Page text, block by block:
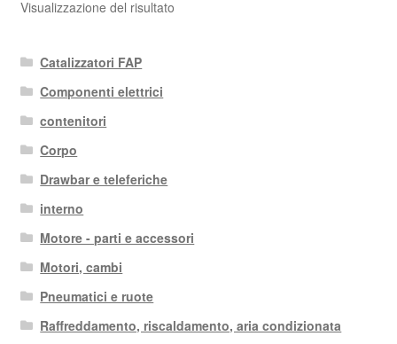
Visualizzazione del risultato
Catalizzatori FAP
Componenti elettrici
contenitori
Corpo
Drawbar e teleferiche
interno
Motore - parti e accessori
Motori, cambi
Pneumatici e ruote
Raffreddamento, riscaldamento, aria condizionata